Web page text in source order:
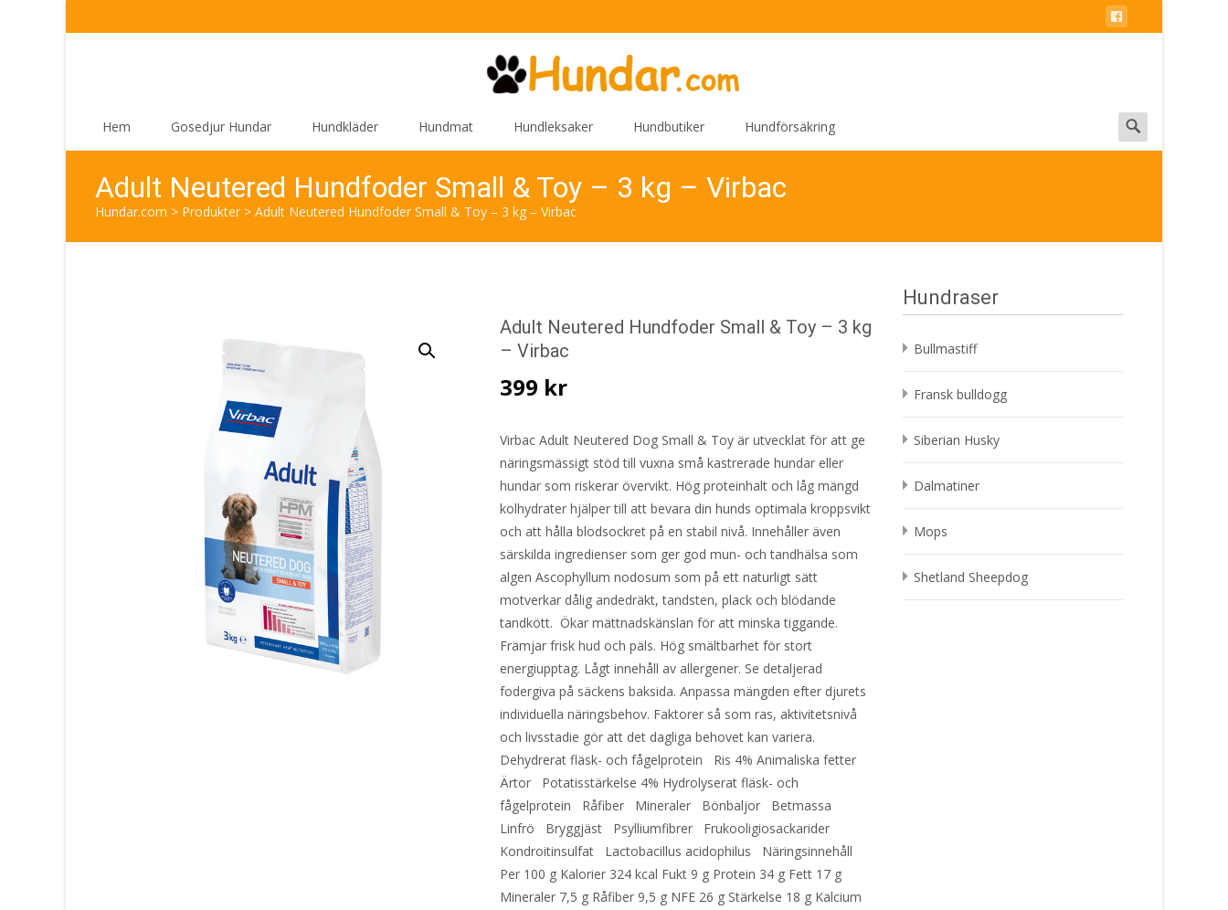
Hem Gosedjur Hundar Hundkläder Hundmat Hundleksaker Hundbutiker Hundförsäkring
Search
for:
Adult Neutered Hundfoder Small & Toy – 3 kg – Virbac
Hundar.com > Produkter > Adult Neutered Hundfoder Small & Toy – 3 kg – Virbac
Adult Neutered Hundfoder Small & Toy – 3 kg
– Virbac
399 kr
Virbac Adult Neutered Dog Small & Toy är utvecklat för att ge
näringsmässigt stöd till vuxna små kastrerade hundar eller
hundar som riskerar övervikt. Hög proteinhalt och låg mängd
kolhydrater hjälper till att bevara din hunds optimala kroppsvikt
och att hålla blodsockret på en stabil nivå. Innehåller även
särskilda ingredienser som ger god mun- och tandhälsa som
algen Ascophyllum nodosum som på ett naturligt sätt
motverkar dålig andedräkt, tandsten, plack och blödande
tandkött. Ökar mättnadskänslan för att minska tiggande.
Främjar frisk hud och päls. Hög smältbarhet för stort
energiupptag. Lågt innehåll av allergener. Se detaljerad
fodergiva på säckens baksida. Anpassa mängden efter djurets
individuella näringsbehov. Faktorer så som ras, aktivitetsnivå
och livsstadie gör att det dagliga behovet kan variera.
Dehydrerat fläsk- och fågelprotein Ris 4% Animaliska fetter
Ärtor Potatisstärkelse 4% Hydrolyserat fläsk- och
fågelprotein Råfiber Mineraler Bönbaljor Betmassa
Linfrö Bryggjäst Psylliumfibrer Frukooligiosackarider
Kondroitinsulfat Lactobacillus acidophilus Näringsinnehåll
Per 100 g Kalorier 324 kcal Fukt 9 g Protein 34 g Fett 17 g
Mineraler 7,5 g Råfiber 9,5 g NFE 26 g Stärkelse 18 g Kalcium
Hundraser
Bullmastiff
Fransk bulldogg
Siberian Husky
Dalmatiner
Mops
Shetland Sheepdog